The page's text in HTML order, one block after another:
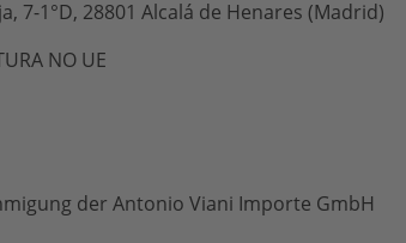
7-1°D, 28801 Alcalá de Henares (Madrid)
NO UE
der Antonio Viani Importe GmbH